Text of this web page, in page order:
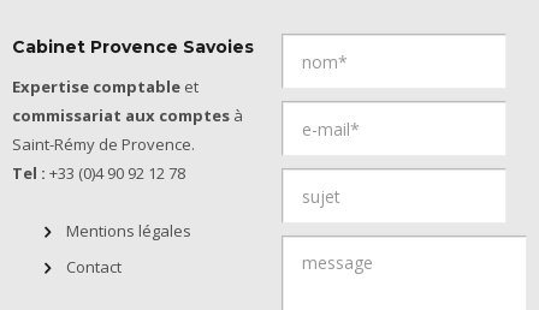
Cabinet Provence Savoies
Expertise comptable et
commissariat aux comptes à
Saint-Rémy de Provence.
Tel : +33 (0)4 90 92 12 78
Mentions légales
Contact